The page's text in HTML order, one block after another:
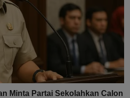
Minta Partai Sekolahkan Calon